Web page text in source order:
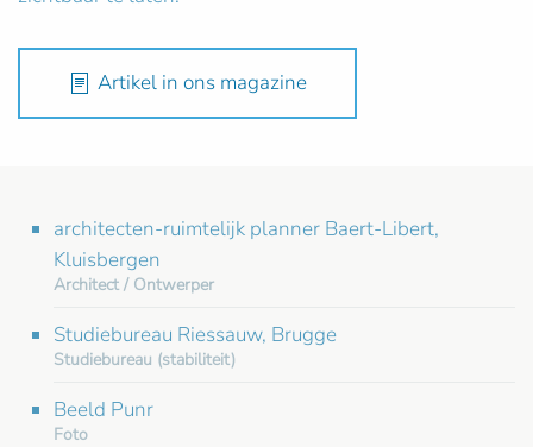
Artikel in ons magazine
architecten-ruimtelijk planner Baert-Libert,
Kluisbergen
Architect / Ontwerper
Studiebureau Riessauw, Brugge
Studiebureau (stabiliteit)
Beeld Punr
Foto